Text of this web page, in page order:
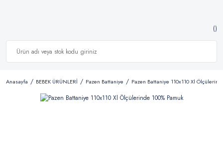
Anasayfa BEBEK ÜRÜNLERİ Pazen Battaniye Pazen Battaniye 110x110 Xl